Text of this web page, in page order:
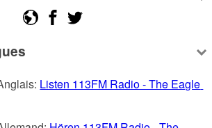
Listen 113FM Radio - The Eagle